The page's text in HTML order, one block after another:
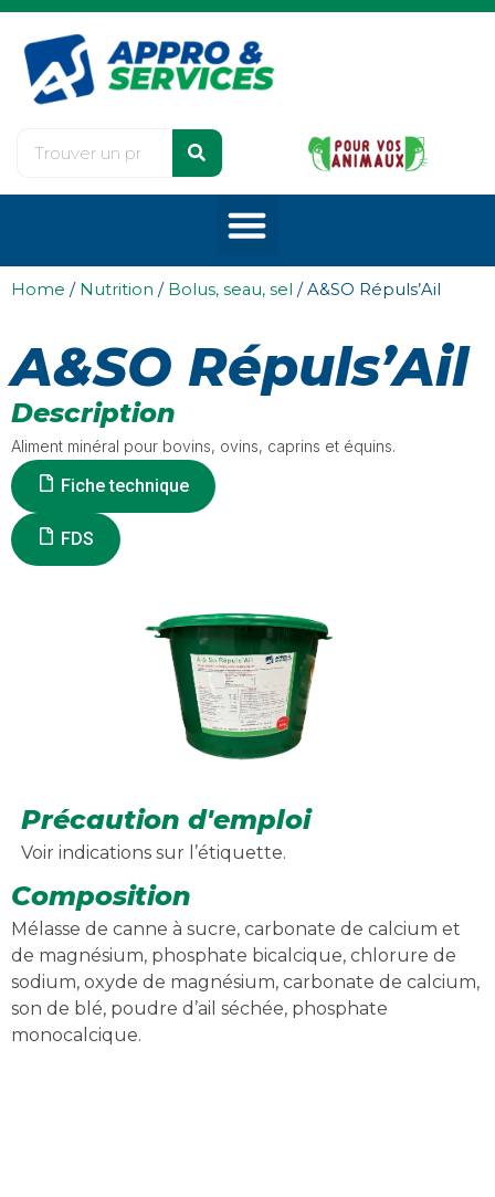
Home / Nutrition / Bolus, seau, sel / A&SO Répuls’Ail
A&SO Répuls’Ail
Description
Aliment minéral pour bovins, ovins, caprins et équins.
Fiche technique
FDS
Précaution d'emploi
Voir indications sur l’étiquette.
Composition
Mélasse de canne à sucre, carbonate de calcium et
de magnésium, phosphate bicalcique, chlorure de
sodium, oxyde de magnésium, carbonate de calcium,
son de blé, poudre d’ail séchée, phosphate
monocalcique.